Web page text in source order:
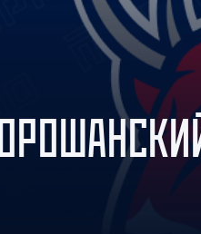
Амур
Барыс
Салават
Сибирь